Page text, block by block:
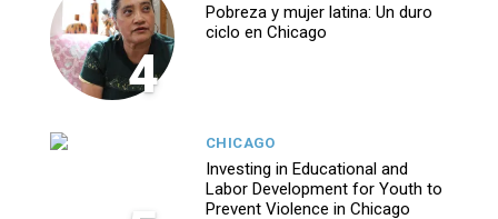
4
Pobreza y mujer latina: Un duro
ciclo en Chicago
CHICAGO
Investing in Educational and
Labor Development for Youth to
Prevent Violence in Chicago